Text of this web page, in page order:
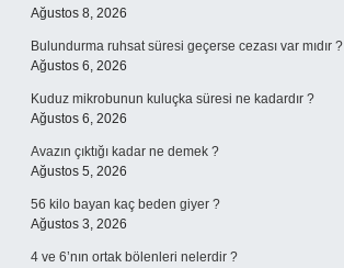
Ağustos 8, 2026
Bulundurma ruhsat süresi geçerse cezası var mıdır ?
Ağustos 6, 2026
Kuduz mikrobunun kuluçka süresi ne kadardır ?
Ağustos 6, 2026
Avazın çıktığı kadar ne demek ?
Ağustos 5, 2026
56 kilo bayan kaç beden giyer ?
Ağustos 3, 2026
4 ve 6’nın ortak bölenleri nelerdir ?